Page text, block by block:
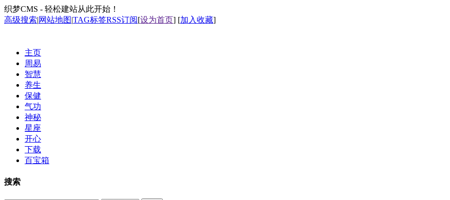
织梦CMS - 轻松建站从此开始！
高级搜索|网站地图|TAG标签RSS订阅[设为首页] [加入收藏]
主页
周易
智慧
养生
保健
气功
神秘
星座
开心
下载
百宝箱
搜索